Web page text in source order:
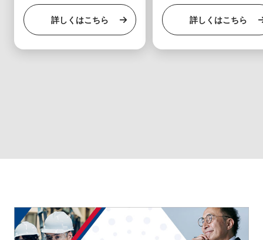
されました。本サービスはアルコー
ル検知を正確で効率的な運用を実現
します。
詳しくはこちら 詳しくはこちら